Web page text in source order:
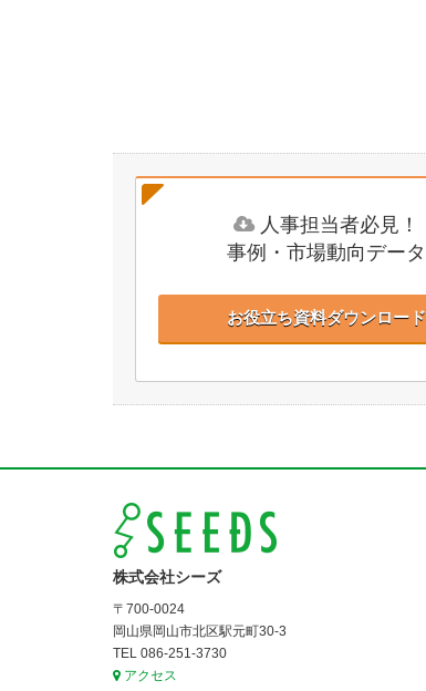
人事担当者必見！
事例・市場動向データ
お役立ち資料ダウンロード
株式会社シーズ
〒700-0024
岡山県岡山市北区駅元町30-3
TEL 086-251-3730
アクセス